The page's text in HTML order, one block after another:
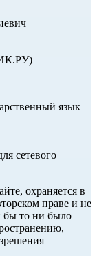
язык
сетевого
охраняется в
праве и не
бы то ни было